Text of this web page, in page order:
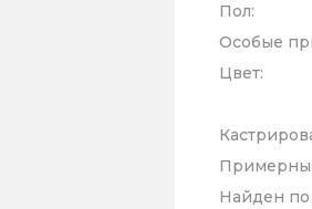
Пол:
Особые
Цвет:
Найден по